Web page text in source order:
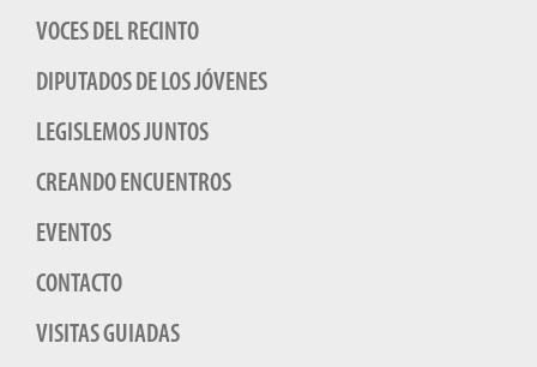
VOCES DEL RECINTO
DIPUTADOS DE LOS JÓVENES
LEGISLEMOS JUNTOS
CREANDO ENCUENTROS
EVENTOS
CONTACTO
VISITAS GUIADAS